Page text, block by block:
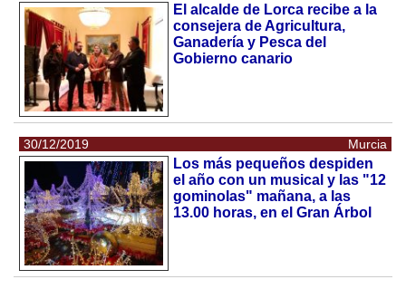
El alcalde de Lorca recibe a la
consejera de Agricultura,
Ganadería y Pesca del
Gobierno canario
30/12/2019 Murcia
Los más pequeños despiden
el año con un musical y las "12
gominolas" mañana, a las
13.00 horas, en el Gran Árbol